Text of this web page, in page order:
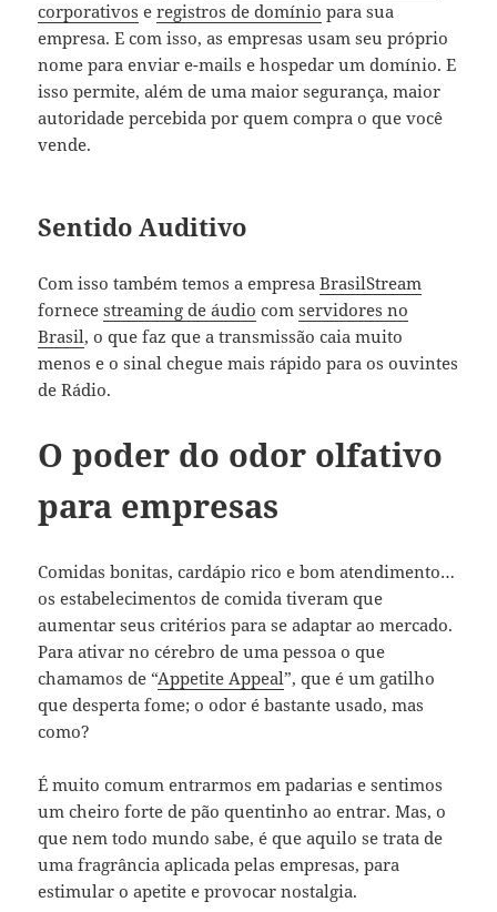
corporativos eregistros de domínio para sua
empresa. E com isso, as empresas usam seu próprio
nome para enviar e-mails e hospedar um domínio. E
isso permite, além de uma maior segurança, maior
autoridade percebida por quem compra o que você
vende.
Sentido Auditivo
Com isso também temos a empresaBrasilStream
fornecestreaming de áudio comservidores no
Brasil, o que faz que a transmissão caia muito
menos e o sinal chegue mais rápido para os ouvintes
de Rádio.
O poder do odor olfativo
para empresas
Comidas bonitas, cardápio rico e bom atendimento…
os estabelecimentos de comida tiveram que
aumentar seus critérios para se adaptar ao mercado.
Para ativar no cérebro de uma pessoa o que
chamamos de “Appetite Appeal”, que é um gatilho
que desperta fome; o odor é bastante usado, mas
como?
É muito comum entrarmos em padarias e sentimos
um cheiro forte de pão quentinho ao entrar. Mas, o
que nem todo mundo sabe, é que aquilo se trata de
uma fragrância aplicada pelas empresas, para
estimular o apetite e provocar nostalgia.